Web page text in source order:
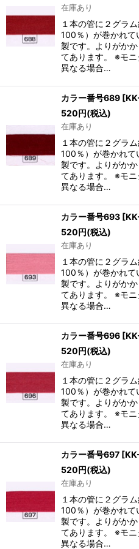
在庫あり
１本の管に２グラ
100％）が巻かれて
製です。よりがか
てあります。 ※モ
異なる場合…
カラー番号689 [
520円(税込)
在庫あり
１本の管に２グラ
100％）が巻かれて
製です。よりがか
てあります。 ※モ
異なる場合…
カラー番号693 [
520円(税込)
在庫あり
１本の管に２グラ
100％）が巻かれて
製です。よりがか
てあります。 ※モ
異なる場合…
カラー番号696 [
520円(税込)
在庫あり
１本の管に２グラ
100％）が巻かれて
製です。よりがか
てあります。 ※モ
異なる場合…
カラー番号697 [
520円(税込)
在庫あり
１本の管に２グラ
100％）が巻かれて
製です。よりがか
てあります。 ※モ
異なる場合…